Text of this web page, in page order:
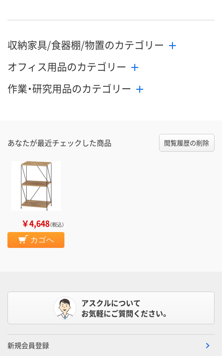
収納家具/食器棚/物置のカテゴリー
オフィス用品のカテゴリー
作業・研究用品のカテゴリー
あなたが最近チェックした商品 閲覧履歴の削除
￥4,648（税込）
カゴへ
アスクルについて
お気軽にご質問ください。
新規会員登録